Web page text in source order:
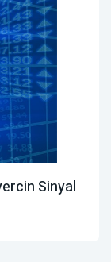
Sinyal